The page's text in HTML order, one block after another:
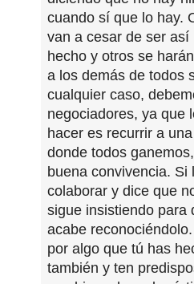
cuando sí que lo hay.
van a cesar de ser
hecho y otros se
a los demás de todos
cualquier caso,
negociadores, ya que
hacer es recurrir a
donde todos
buena convivencia. Si
colaborar y dice que
sigue insistiendo para
acabe
por algo que tú has
también y ten